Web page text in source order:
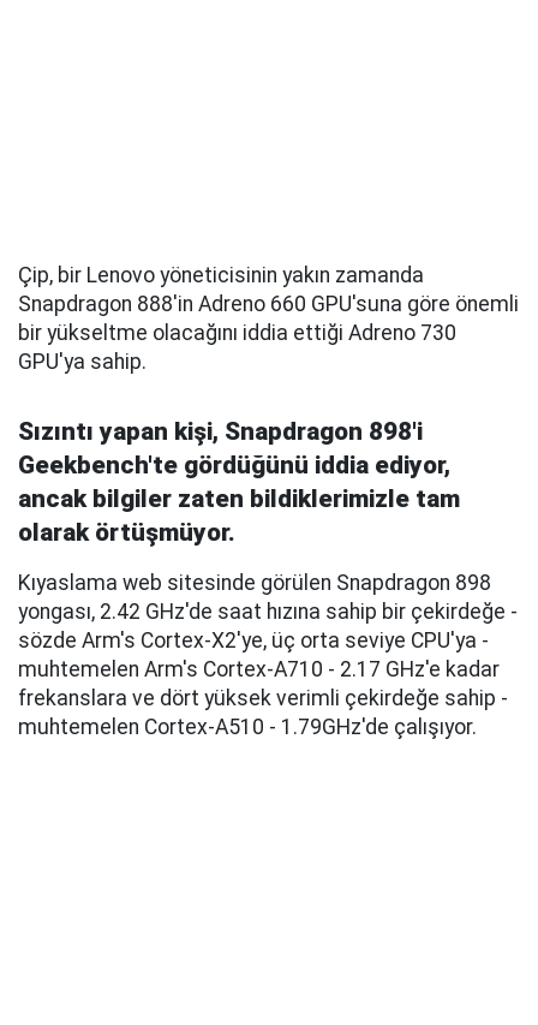
Çip, bir Lenovo yöneticisinin yakın zamanda
Snapdragon 888'in Adreno 660 GPU'suna göre önemli
bir yükseltme olacağını iddia ettiği Adreno 730
GPU'ya sahip.
Sızıntı yapan kişi, Snapdragon 898'i
Geekbench'te gördüğünü iddia ediyor,
ancak bilgiler zaten bildiklerimizle tam
olarak örtüşmüyor.
Kıyaslama web sitesinde görülen Snapdragon 898
yongası, 2.42 GHz'de saat hızına sahip bir çekirdeğe -
sözde Arm's Cortex-X2'ye, üç orta seviye CPU'ya -
muhtemelen Arm's Cortex-A710 - 2.17 GHz'e kadar
frekanslara ve dört yüksek verimli çekirdeğe sahip -
muhtemelen Cortex-A510 - 1.79GHz'de çalışıyor.